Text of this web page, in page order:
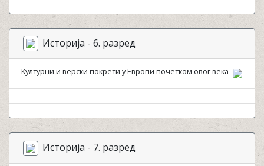
Историја - 6. разред
Културни и верски покрети у Европи почетком овог века
Историја - 7. разред